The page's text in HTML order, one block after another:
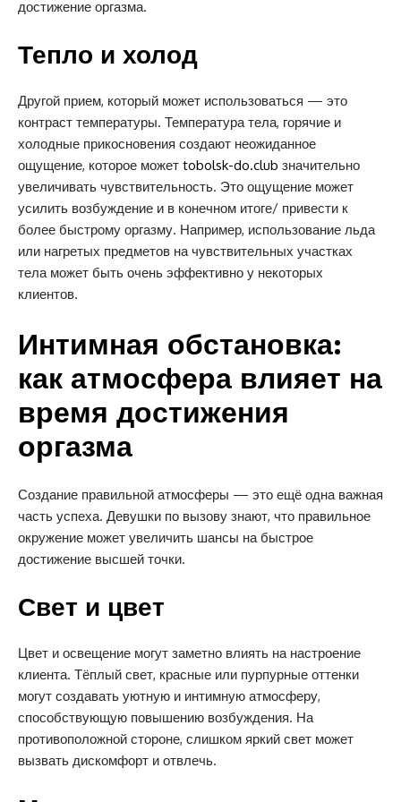
достижение оргазма.
Тепло и холод
Другой прием, который может использоваться — это
контраст температуры. Температура тела, горячие и
холодные прикосновения создают неожиданное
ощущение, которое может tobolsk-do.club значительно
увеличивать чувствительность. Это ощущение может
усилить возбуждение и в конечном итоге/ привести к
более быстрому оргазму. Например, использование льда
или нагретых предметов на чувствительных участках
тела может быть очень эффективно у некоторых
клиентов.
Интимная обстановка:
как атмосфера влияет на
время достижения
оргазма
Создание правильной атмосферы — это ещё одна важная
часть успеха. Девушки по вызову знают, что правильное
окружение может увеличить шансы на быстрое
достижение высшей точки.
Свет и цвет
Цвет и освещение могут заметно влиять на настроение
клиента. Тёплый свет, красные или пурпурные оттенки
могут создавать уютную и интимную атмосферу,
способствующую повышению возбуждения. На
противоположной стороне, слишком яркий свет может
вызвать дискомфорт и отвлечь.